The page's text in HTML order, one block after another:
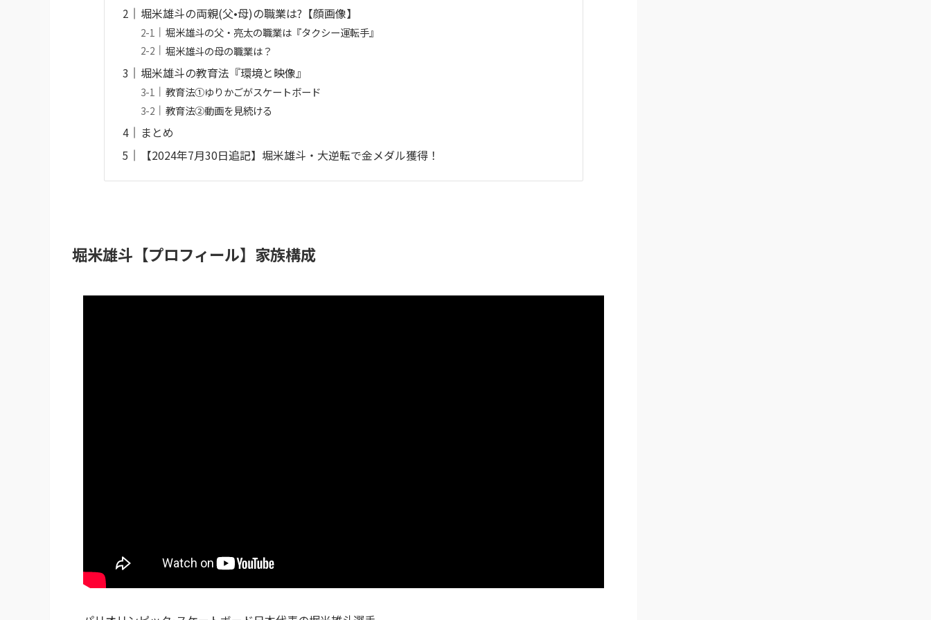
堀米雄斗の両親(父•母)の職業は?【顔画像】
堀米雄斗の父・亮太の職業は『タクシー運転手』
堀米雄斗の母の職業は？
堀米雄斗の教育法『環境と映像』
教育法①ゆりかごがスケートボード
教育法②動画を見続ける
まとめ
【2024年7月30日追記】堀米雄斗・大逆転で金メダル獲得！
堀米雄斗【プロフィール】家族構成